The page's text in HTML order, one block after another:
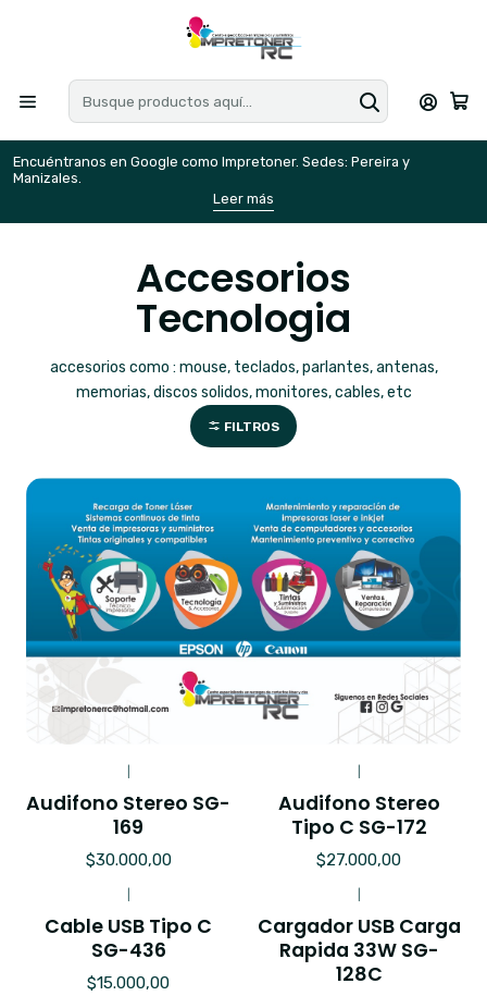
Encuéntranos en Google como Impretoner. Sedes: Pereira y
Manizales.
Leer más
Accesorios
Tecnologia
accesorios como : mouse, teclados, parlantes, antenas,
memorias, discos solidos, monitores, cables, etc
FILTROS
Audifono Stereo SG-
169
$30.000,00
Audifono Stereo
Tipo C SG-172
$27.000,00
Cable USB Tipo C
SG-436
$15.000,00
Cargador USB Carga
Rapida 33W SG-
128C